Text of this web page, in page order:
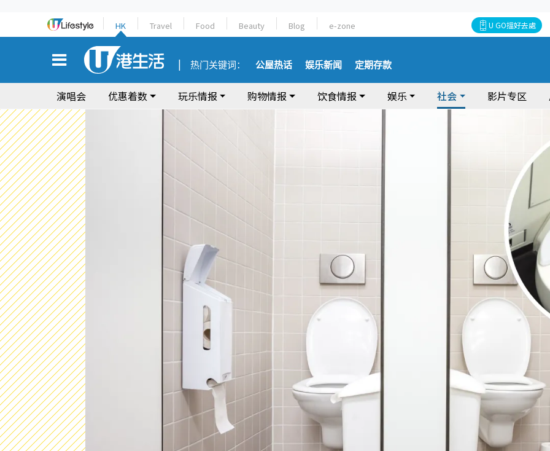
HK Travel Food Beauty Blog e-zone U GO搵好去處
热门关键词： 公屋热话 娱乐新闻 定期存款
演唱会 优惠着数 玩乐情报 购物情报 饮食情报 娱乐 社会 影片专区